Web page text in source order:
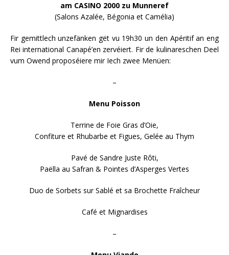
am CASINO 2000 zu Munneref
(Salons Azalée, Bégonia et Camélia)
Fir gemittlech unzefänken gët vu 19h30 un den Apéritif an eng
Rei international Canapé’en zervéiert. Fir de kulinareschen Deel
vum Owend proposéiere mir Iech zwee Menüen:
–
Menu Poisson
Terrine de Foie Gras d’Oie,
Confiture et Rhubarbe et Figues, Gelée au Thym
Pavé de Sandre Juste Rôti,
Paëlla au Safran & Pointes d’Asperges Vertes
Duo de Sorbets sur Sablé et sa Brochette Fraîcheur
Café et Mignardises
–